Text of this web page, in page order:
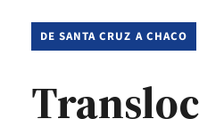
DE SANTA CRUZ A CHACO